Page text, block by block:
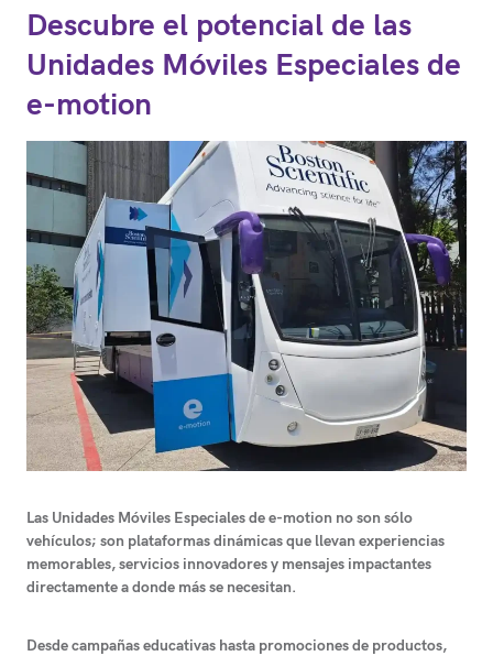
Descubre el potencial de las
Unidades Móviles Especiales de
e-motion
Las Unidades Móviles Especiales de e-motion no son sólo
vehículos; son plataformas dinámicas que llevan experiencias
memorables, servicios innovadores y mensajes impactantes
directamente a donde más se necesitan.
Desde campañas educativas hasta promociones de productos,